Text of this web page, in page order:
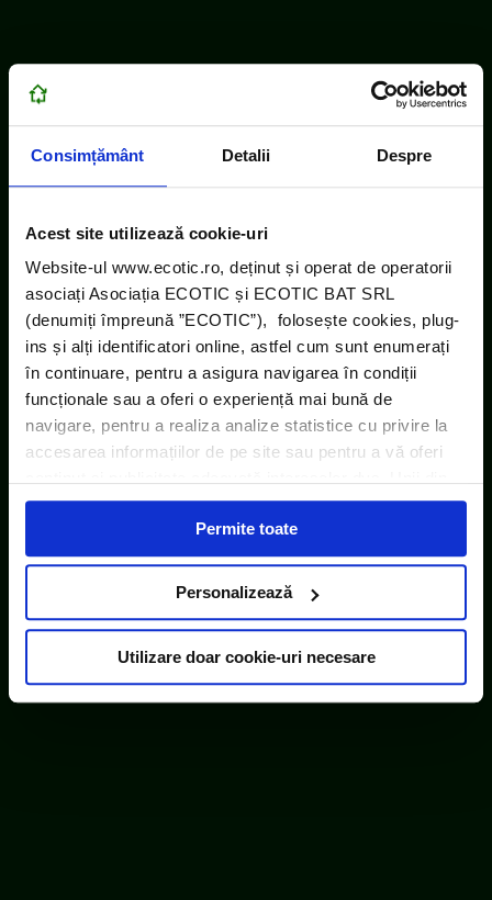
Consimțământ Detalii Despre
Acest site utilizează cookie-uri
Website-ul www.ecotic.ro, deținut și operat de operatorii
asociați Asociația ECOTIC și ECOTIC BAT SRL
(denumiți împreună ”ECOTIC”), folosește cookies, plug-
ins și alți identificatori online, astfel cum sunt enumerați
în continuare, pentru a asigura navigarea în condiții
funcționale sau a oferi o experiență mai bună de
navigare, pentru a realiza analize statistice cu privire la
accesarea informațiilor de pe site sau pentru a vă oferi
acești identificatori online sunt plasați de către ECOTIC
(cookie-uri primare), alții sunt cookie-uri dintr-un domeniu
diferit de domeniul site-ului web pe care îl vizitați (cookie-
uri terțe). Găsiți în ferestrele Detalii și Despre informații
consimțământul cu privire la acestea.
Permite toate
Personalizează
Utilizare doar cookie-uri necesare